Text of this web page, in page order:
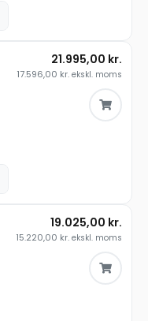
21.995,00 kr.
17.596,00 kr. ekskl. moms
19.025,00 kr.
15.220,00 kr. ekskl. moms